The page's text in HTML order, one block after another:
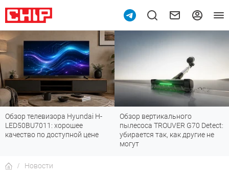
Обзор телевизора Hyundai H-
LED50BU7011: хорошее
качество по доступной цене
Обзор вертикального
пылесоса TROUVER G70 Detect:
убирается так, как другие не
могут
Новости